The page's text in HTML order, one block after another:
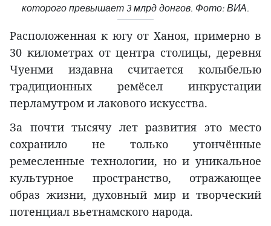
которого превышает 3 млрд донгов. Фото: ВИА.
Расположенная к югу от Ханоя, примерно в
30 километрах от центра столицы, деревня
Чуенми издавна считается колыбелью
традиционных ремёсел инкрустации
перламутром и лакового искусства.
За почти тысячу лет развития это место
сохранило не только утончённые
ремесленные технологии, но и уникальное
культурное пространство, отражающее
образ жизни, духовный мир и творческий
потенциал вьетнамского народа.